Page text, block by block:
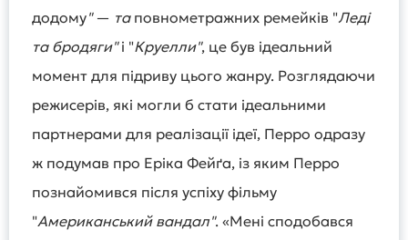
додому" — та повнометражних ремейків "Леді
та бродяги"і "Круелли", це був ідеальний
момент для підриву цього жанру. Розглядаючи
режисерів, які могли б стати ідеальними
партнерами для реалізації ідеї, Перро одразу
ж подумав про Еріка Фейґа, із яким Перро
познайомився після успіху фільму
"Американський вандал". «Мені сподобався